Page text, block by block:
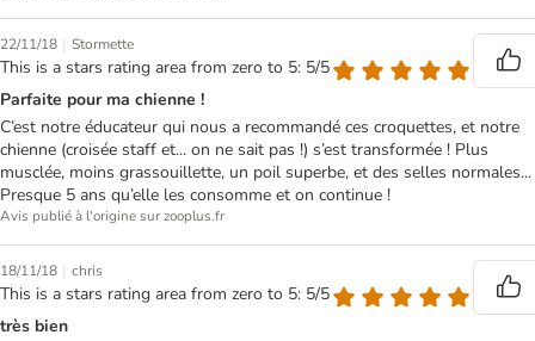
22/11/18 | Stormette
This is a stars rating area from zero to 5: 5/5
Parfaite pour ma chienne !
C’est notre éducateur qui nous a recommandé ces croquettes, et notre
chienne (croisée staff et... on ne sait pas !) s’est transformée ! Plus
musclée, moins grassouillette, un poil superbe, et des selles normales...
Presque 5 ans qu’elle les consomme et on continue !
Avis publié à l'origine sur zooplus.fr
18/11/18 | chris
This is a stars rating area from zero to 5: 5/5
très bien